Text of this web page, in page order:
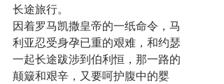
长途旅行。
因着罗马凯撒皇帝的一纸命令，马
利亚忍受身孕已重的艰难，和约瑟
一起长途跋涉到伯利恒，那一路的
颠簸和艰辛，又要呵护腹中的婴